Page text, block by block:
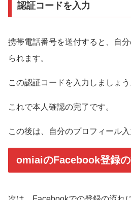
認証コードを入力
携帯電話番号を送付すると、自
られます。
この認証コードを入力しましょう
これで本人確認の完了です。
この後は、自分のプロフィール入
omiaiのFacebook登録